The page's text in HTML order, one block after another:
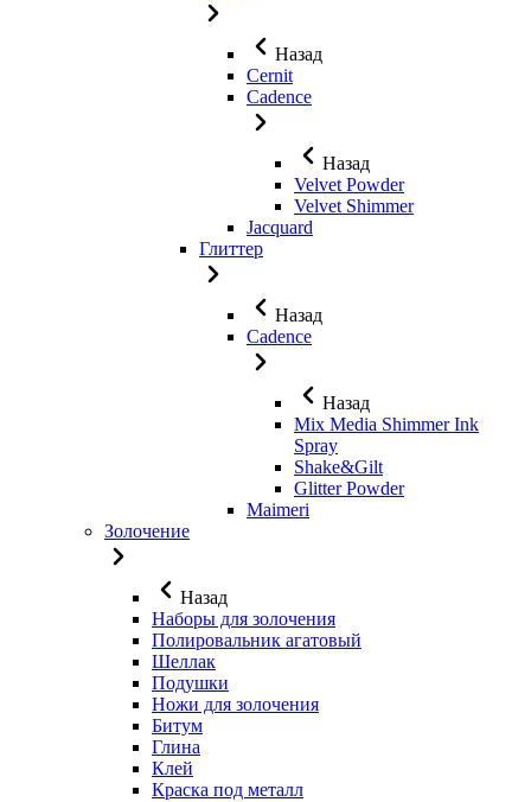
Назад
Cernit
Cadence
Назад
Velvet Powder
Velvet Shimmer
Jaсquard
Глиттер
Назад
Cadence
Назад
Mix Media Shimmer Ink
Spray
Shake&Gilt
Glitter Powder
Maimeri
Золочение
Назад
Наборы для золочения
Полировальник агатовый
Шеллак
Подушки
Ножи для золочения
Битум
Глина
Клей
Краска под металл